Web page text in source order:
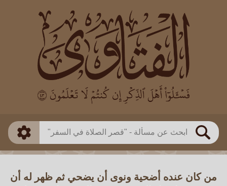
بحث
العالم
بن باز
بن العثيمين
اللجنة الدائمة
طريقة البحث
ذكي
من كان عنده أضحية ونوى أن يضحي ثم ظهر له أن